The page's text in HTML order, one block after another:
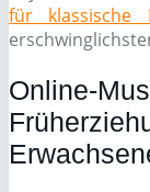
für klassische
Online-